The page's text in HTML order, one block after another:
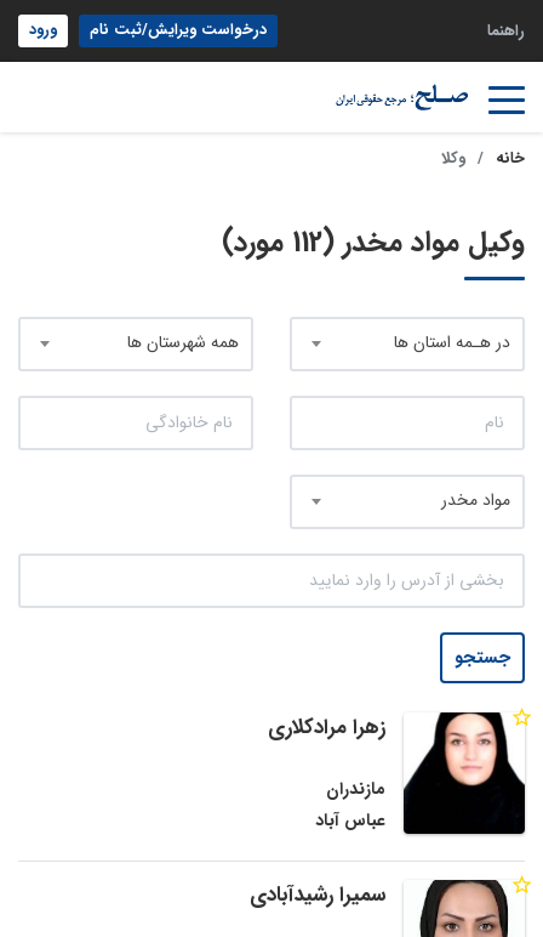
راهنما درخواست ویرایش/ثبت نام ورود
خانه وکلا
وکیل مواد مخدر (112 مورد)
در هـمه استان ها همه شهرستان ها
مواد مخدر
جستجو
زهرا مرادکلاری
مازندران
عباس آباد
سمیرا رشیدآبادی